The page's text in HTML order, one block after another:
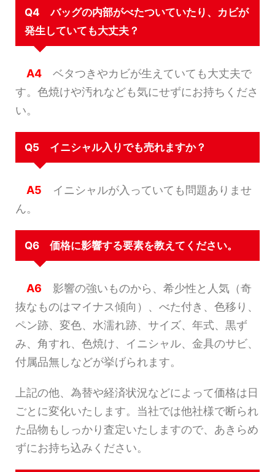
Q4 バッグの内部がべたついていたり、カビが
発生していても大丈夫？
A4 ベタつきやカビが生えていても大丈夫で
す。色焼けや汚れなども気にせずにお持ちくださ
い。
Q5 イニシャル入りでも売れますか？
A5 イニシャルが入っていても問題ありませ
ん。
Q6 価格に影響する要素を教えてください。
A6 影響の強いものから、希少性と人気（奇
抜なものはマイナス傾向）、べた付き、色移り、
ペン跡、変色、水濡れ跡、サイズ、年式、黒ず
み、角すれ、色焼け、イニシャル、金具のサビ、
付属品無しなどが挙げられます。
上記の他、為替や経済状況などによって価格は日
ごとに変化いたします。当社では他社様で断られ
た品物もしっかり査定いたしますので、あきらめ
ずにお持ち込みください。